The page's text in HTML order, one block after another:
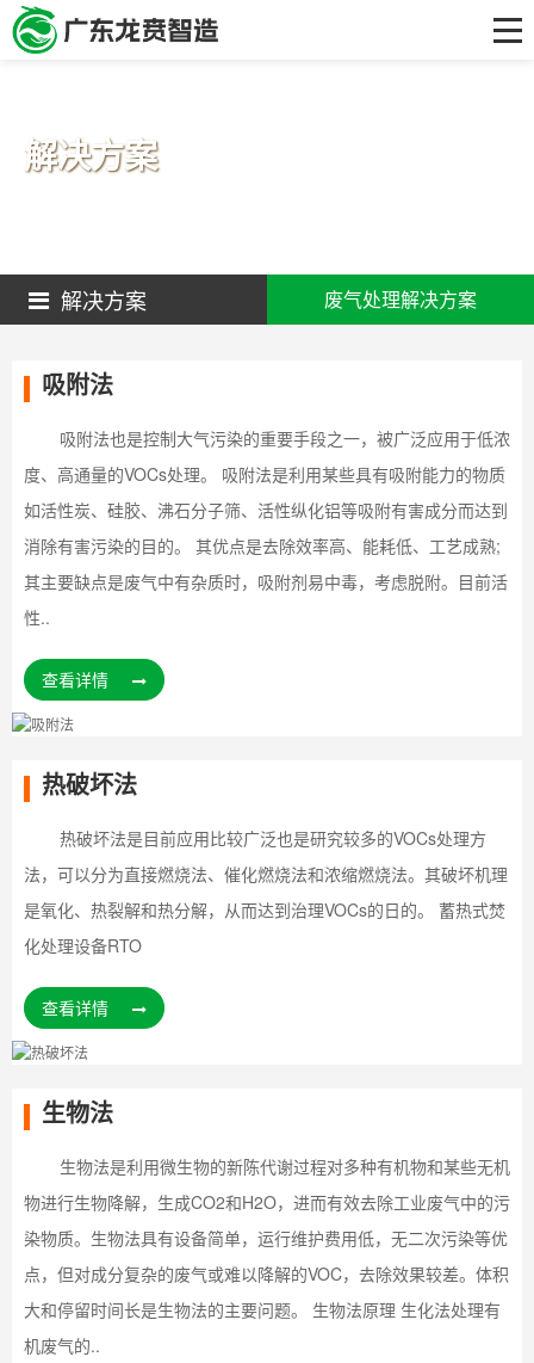
客户案例
新闻资讯
解决方案
解决方案 废气处理解决方案
吸附法
吸附法也是控制大气污染的重要手段之一，被广泛应用于低浓
度、高通量的VOCs处理。 吸附法是利用某些具有吸附能力的物质
如活性炭、硅胶、沸石分子筛、活性纵化铝等吸附有害成分而达到
消除有害污染的目的。 其优点是去除效率高、能耗低、工艺成熟;
其主要缺点是废气中有杂质时，吸附剂易中毒，考虑脱附。目前活
性..
查看详情
热破坏法
热破坏法是目前应用比较广泛也是研究较多的VOCs处理方
法，可以分为直接燃烧法、催化燃烧法和浓缩燃烧法。其破坏机理
是氧化、热裂解和热分解，从而达到治理VOCs的日的。 蓄热式焚
化处理设备RTO
查看详情
生物法
生物法是利用微生物的新陈代谢过程对多种有机物和某些无机
物进行生物降解，生成CO2和H2O，进而有效去除工业废气中的污
染物质。生物法具有设备简单，运行维护费用低，无二次污染等优
点，但对成分复杂的废气或难以降解的VOC，去除效果较差。体积
大和停留时间长是生物法的主要问题。 生物法原理 生化法处理有
机废气的..